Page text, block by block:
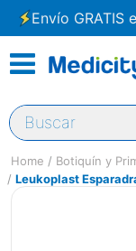
Envío
Buscar
Botiquín y
Leukoplast